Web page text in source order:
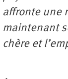
affronte une
maintenant
chère et